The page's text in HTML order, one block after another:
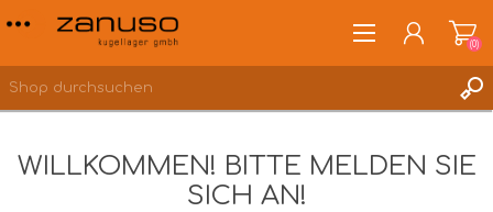
(0)
WILLKOMMEN! BITTE MELDEN SIE
SICH AN!